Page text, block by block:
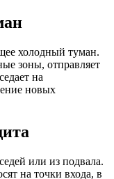
холодный туман.
зоны, отправляет
на
новых
или из подвала.
на точки входа, в